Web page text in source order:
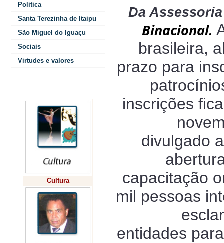
Politica
Santa Terezinha de Itaipu
São Miguel do Iguaçu
Sociais
Virtudes e valores
Cultura
Da
Binacional.
brasileira,
prazo para
inscrições
divulgado
capacitação
mil pessoas
entidades